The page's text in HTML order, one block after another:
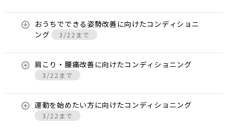
おうちでできる姿勢改善に向けたコンディショニ
ング
3/22まで
肩こり・腰痛改善に向けたコンディショニング
3/22まで
運動を始めたい方に向けたコンディショニング
3/22まで